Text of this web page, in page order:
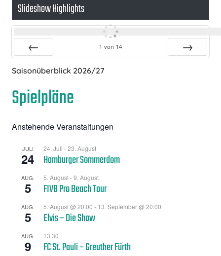
Slideshow Highlights
1 von 14
Saisonüberblick 2026/27
Spielpläne
Anstehende Veranstaltungen
JULI
24
24. Juli -23. August
Hamburger Sommerdom
AUG.
5
5. August-9. August
FIVB Pro Beach Tour
AUG.
5
5. August @ 20:00 - 13. September @ 20:00
Elvis – Die Show
AUG.
9
13:30
FC St. Pauli – Greuther Fürth